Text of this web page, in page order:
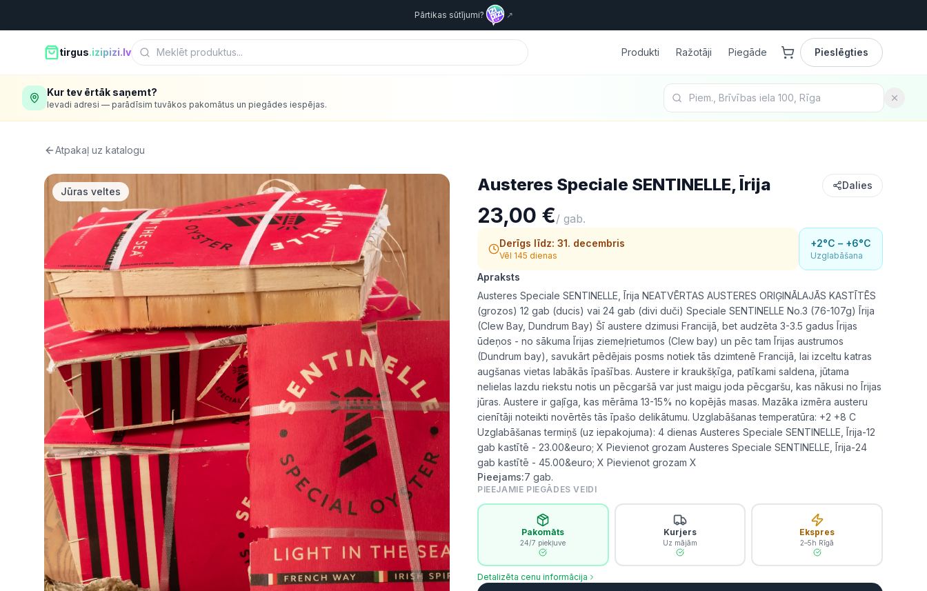
Pārtikas sūtījumi? ↗
tirgus.izipizi.lv Produkti Ražotāji Piegāde Pieslēgties
Kur tev ērtāk saņemt?
Ievadi adresi — parādīsim tuvākos pakomātus un piegādes iespējas.
Atpakaļ uz katalogu
Jūras veltes Austeres Speciale SENTINELLE, Īrija Dalies
23,00 €/ gab.
Derīgs līdz: 31. decembris
Vēl 145 dienas
+2°C – +6°C
Uzglabāšana
Apraksts
Austeres Speciale SENTINELLE, Īrija NEATVĒRTAS AUSTERES ORIĢINĀLAJĀS KASTĪTĒS
(grozos) 12 gab (ducis) vai 24 gab (divi duči) Speciale SENTINELLE No.3 (76-107g) Īrija
(Clew Bay, Dundrum Bay) Šī austere dzimusi Francijā, bet audzēta 3-3.5 gadus Īrijas
ūdeņos - no sākuma Īrijas ziemeļrietumos (Clew bay) un pēc tam Īrijas austrumos
(Dundrum bay), savukārt pēdējais posms notiek tās dzimtenē Francijā, lai izceltu katras
augšanas vietas labākās īpašības. Austere ir kraukšķīga, patīkami saldena, jūtama
nelielas lazdu riekstu notis un pēcgaršā var just maigu joda pēcgaršu, kas nākusi no Īrijas
jūras. Austere ir gaļīga, kas mērāma 13-15% no kopējās masas. Mazāka izmēra austeru
cienītāji noteikti novērtēs tās īpašo delikātumu. Uzglabāšanas temperatūra: +2 +8 C
Uzglabāšanas termiņš (uz iepakojuma): 4 dienas Austeres Speciale SENTINELLE, Īrija-12
gab kastītē - 23.00&euro; X Pievienot grozam Austeres Speciale SENTINELLE, Īrija-24
gab kastītē - 45.00&euro; X Pievienot grozam X
Pieejams:7 gab.
PIEEJAMIE PIEGĀDES VEIDI
Pakomāts
24/7 piekļuve
Kurjers
Uz mājām
Ekspres
2–5h Rīgā
Detalizēta cenu informācija